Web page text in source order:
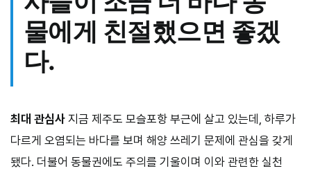
물에게 친절했으면 좋겠
다.
최대 관심사 지금 제주도 모슬포항 부근에 살고 있는데, 하루가
다르게 오염되는 바다를 보며 해양 쓰레기 문제에 관심을 갖게
됐다. 더불어 동물권에도 주의를 기울이며 이와 관련한 실천